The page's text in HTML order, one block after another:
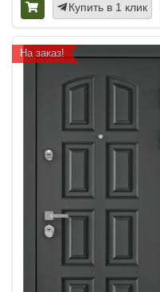
Купить в 1 клик
На заказ!